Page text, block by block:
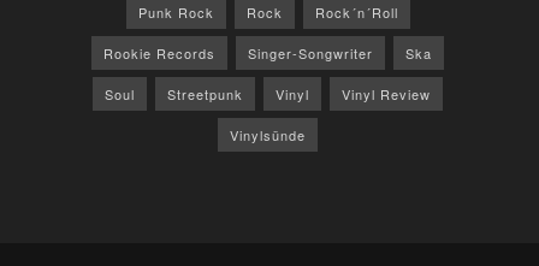
Punk Rock Rock Rock´n´Roll
Rookie Records Singer-Songwriter Ska
Soul Streetpunk Vinyl Vinyl Review
Vinylsünde